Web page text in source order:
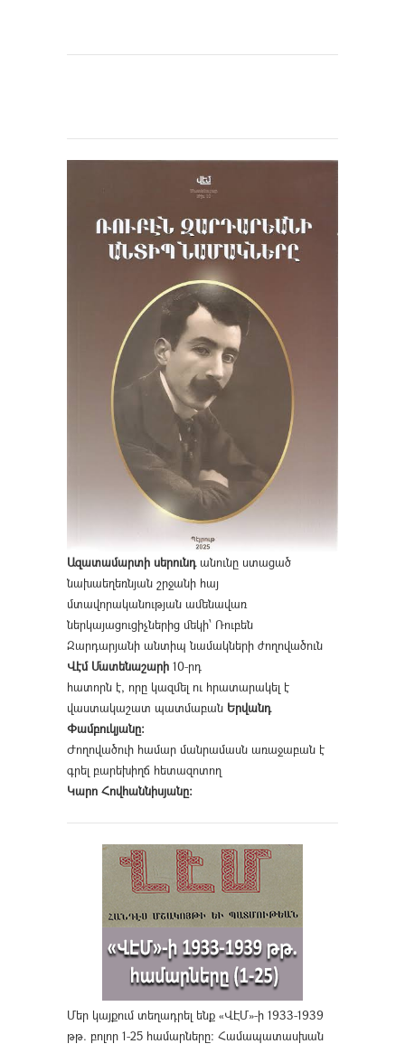
Ազատամարտի սերունդանունը ստացած
նախաեղեռնյան շրջանի հայ
մտավորականության ամենավառ
ներկայացուցիչներից մեկի՝ Ռուբեն
Զարդարյանի անտիպ նամակների ժողովածուն
Վէմ Մատենաշարի 10-րդ
հատորն է, որը կազմել ու հրատարակել է
վաստակաշատ պատմաբան Երվանդ
Փամբուկյանը։
Ժողովածուի համար մանրամասն առաջաբան է
գրել բարեխիղճ հետազոտող
Կարո Հովհաննիսյանը։
Մեր կայքում տեղադրել ենք «ՎԷՄ»-ի 1933-1939
թթ. բոլոր 1-25 համարները։ Համապատասխան